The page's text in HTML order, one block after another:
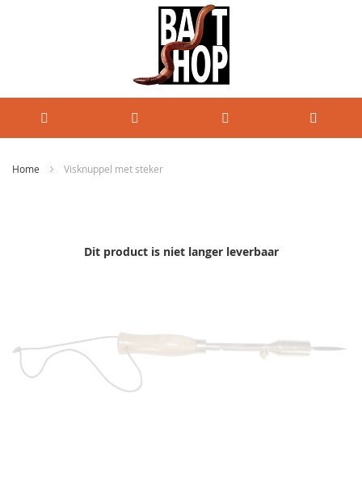
Home Visknuppel met steker
Dit product is niet langer leverbaar